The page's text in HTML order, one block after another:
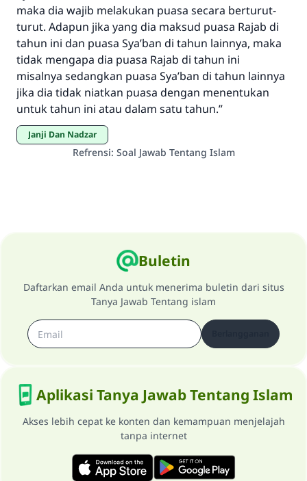
maka dia wajib melakukan puasa secara berturut-
turut. Adapun jika yang dia maksud puasa Rajab di
tahun ini dan puasa Sya’ban di tahun lainnya, maka
tidak mengapa dia puasa Rajab di tahun ini
misalnya sedangkan puasa Sya’ban di tahun lainnya
jika dia tidak niatkan puasa dengan menentukan
untuk tahun ini atau dalam satu tahun.”
Janji Dan Nadzar
Refrensi: Soal Jawab Tentang Islam
Buletin
Daftarkan email Anda untuk menerima buletin dari situs
Tanya Jawab Tentang islam
Aplikasi Tanya Jawab Tentang Islam
Akses lebih cepat ke konten dan kemampuan menjelajah
tanpa internet